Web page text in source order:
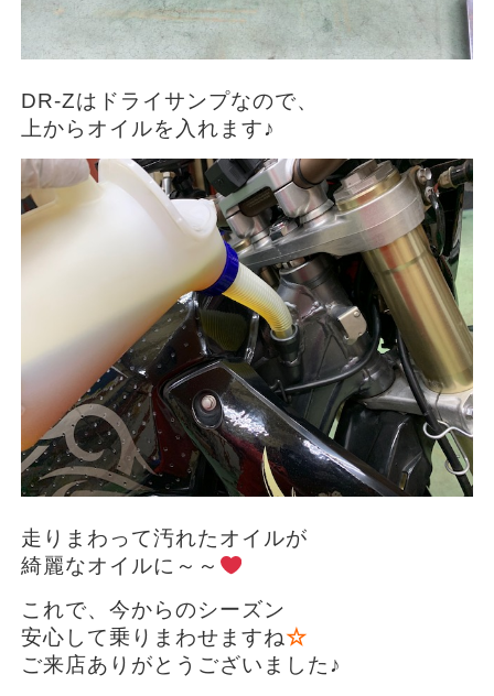
DR-Zはドライサンプなので、
上からオイルを入れます♪
走りまわって汚れたオイルが
綺麗なオイルに～～
これで、今からのシーズン
安心して乗りまわせますね☆
ご来店ありがとうございました♪